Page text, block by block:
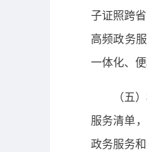
子证照跨
高频政务
一体化、
（五
服务清单
政务服务